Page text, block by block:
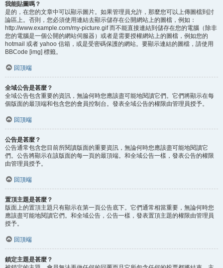
我能貼圖嗎？
是的，在您的文章中可以顯示圖片。如果管理員允許，那麼您可以上傳圖檔到討
論區上。否則，您必須使用連結去顯示儲存在公開網站上的圖檔，例如：
http://www.example.com/my-picture.gif 而不能直接連結到儲存在您的電腦（除非
您的電腦是一個公開的網站伺服器）或者是需要授權網站上的圖檔，例如您的
hotmail 或者 yahoo 信箱，或是受密碼保護的網站。要顯示連結的圖檔，請使用
BBCode [img] 標籤。
回頂端
全域公告是甚麼？
全域公告包含重要的資訊，無論何時您應該盡可能地閱讀它們。它們將顯示在每
個版面的最頂端和包含您的會員控制台。發表全域公告的權限由管理員授予。
回頂端
公告是甚麼？
公告通常包含您目前所閱讀版面的重要資訊，無論何時您應該盡可能地閱讀它
們。公告將顯示在該版面的每一頁的最頂端。和全域公告一樣，發表公告的權限
由管理員授予。
回頂端
置頂主題是甚麼？
版面上的置頂主題只有顯示在第一頁公告底下。它們通常相當重要，無論何時您
應該盡可能地閱讀它們。和全域公告，公告一樣，發表置頂主題的權限由管理員
授予。
回頂端
鎖定主題是甚麼？